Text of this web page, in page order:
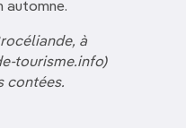
automne.
à
tourisme.info)
contées.